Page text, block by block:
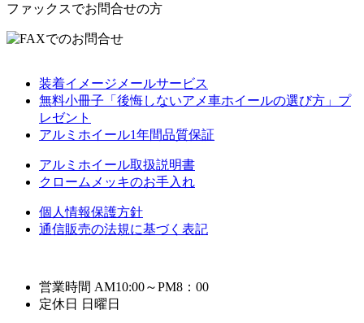
ファックスでお問合せの方
装着イメージメールサービス
無料小冊子「後悔しないアメ車ホイールの選び方」プ
レゼント
アルミホイール1年間品質保証
アルミホイール取扱説明書
クロームメッキのお手入れ
個人情報保護方針
通信販売の法規に基づく表記
営業時間 AM10:00～PM8：00
定休日 日曜日